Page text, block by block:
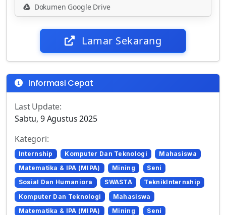
Dokumen Google Drive
Lamar Sekarang
Informasi Cepat
Last Update:
Sabtu, 9 Agustus 2025
Kategori:
Internship Komputer Dan Teknologi
Mahasiswa
Matematika & IPA (MIPA)
Mining
Seni
Sosial Dan Humaniora
SWASTA
TeknikInternship
Komputer Dan Teknologi
Mahasiswa
Matematika & IPA (MIPA)
Mining
Seni